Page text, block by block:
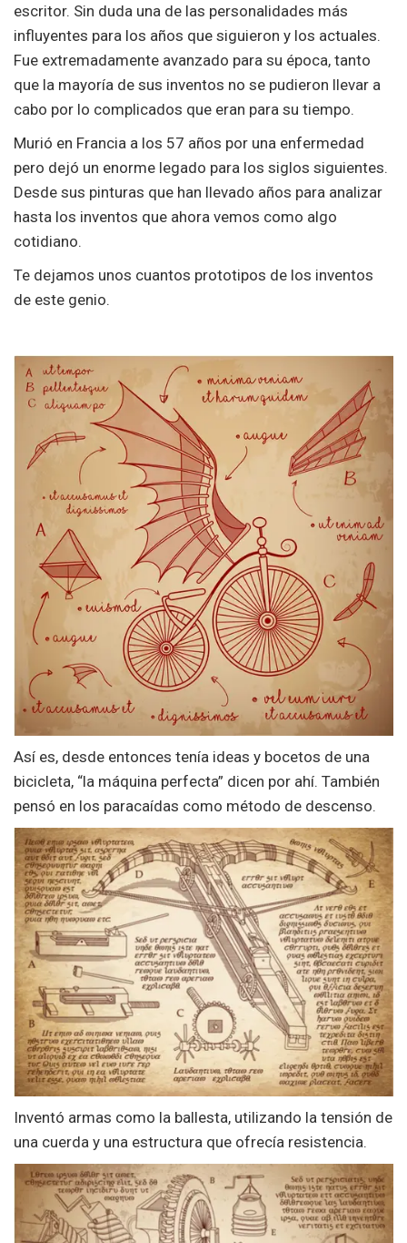
escritor. Sin duda una de las personalidades más
influyentes para los años que siguieron y los actuales.
Fue extremadamente avanzado para su época, tanto
que la mayoría de sus inventos no se pudieron llevar a
cabo por lo complicados que eran para su tiempo.
Murió en Francia a los 57 años por una enfermedad
pero dejó un enorme legado para los siglos siguientes.
Desde sus pinturas que han llevado años para analizar
hasta los inventos que ahora vemos como algo
cotidiano.
Te dejamos unos cuantos prototipos de los inventos
de este genio.
Así es, desde entonces tenía ideas y bocetos de una
bicicleta, “la máquina perfecta” dicen por ahí. También
pensó en los paracaídas como método de descenso.
Inventó armas como la ballesta, utilizando la tensión de
una cuerda y una estructura que ofrecía resistencia.